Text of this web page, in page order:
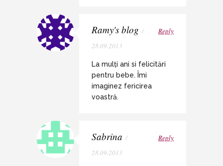
Ramy's blog /
28.09.2013
Reply
La mulți ani si felicitări
pentru bebe. Îmi
imaginez fericirea
voastră.
Sabrina /
28.09.2013
Reply